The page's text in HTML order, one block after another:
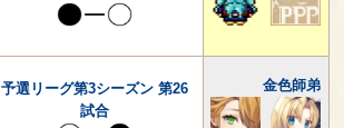
予選リーグ第3シーズン 第26
試合
金色師弟